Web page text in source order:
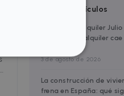
Últimos artículos
Informe de Alquiler
la oferta de alquiler cae
3 de agosto de 2026
La construcción de
frena en España: qué